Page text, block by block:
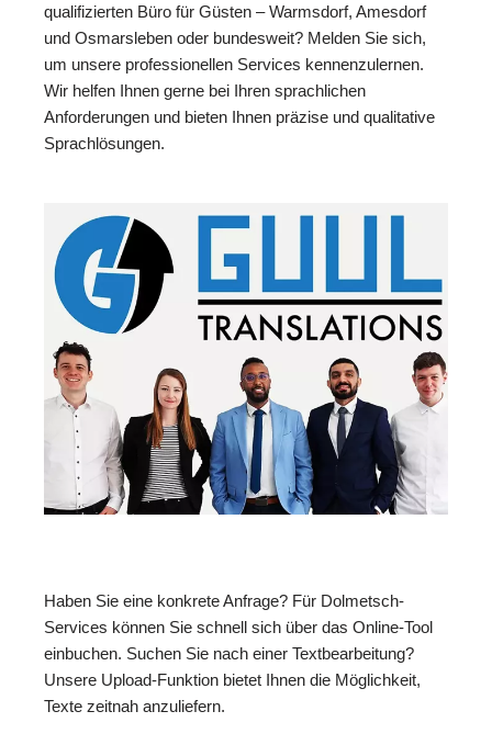
qualifizierten Büro für Güsten – Warmsdorf, Amesdorf
und Osmarsleben oder bundesweit? Melden Sie sich,
um unsere professionellen Services kennenzulernen.
Wir helfen Ihnen gerne bei Ihren sprachlichen
Anforderungen und bieten Ihnen präzise und qualitative
Sprachlösungen.
Haben Sie eine konkrete Anfrage? Für Dolmetsch-
Services können Sie schnell sich über das Online-Tool
einbuchen. Suchen Sie nach einer Textbearbeitung?
Unsere Upload-Funktion bietet Ihnen die Möglichkeit,
Texte zeitnah anzuliefern.